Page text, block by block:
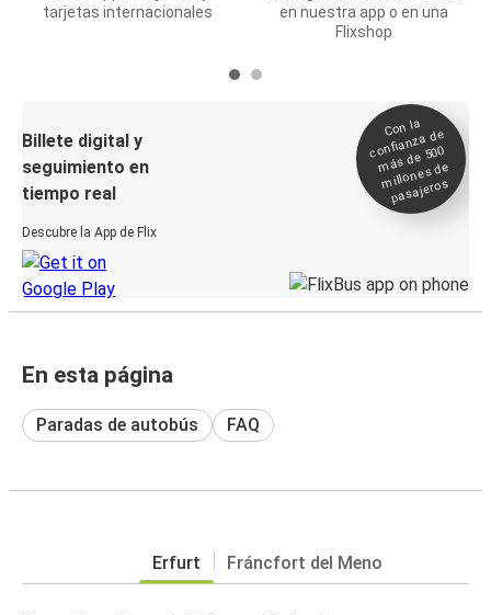
tarjetas internacionales
en nuestra app o en una
Flixshop
Billete digital y
seguimiento en
tiempo real
Descubre la App de Flix
Con la
confianza de
más de 500
millones de
pasajeros
En esta página
Paradas de autobús FAQ
Erfurt Fráncfort del Meno